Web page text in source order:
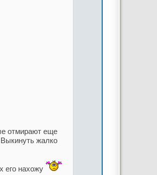
отмирают еще
жалко
его нахожу